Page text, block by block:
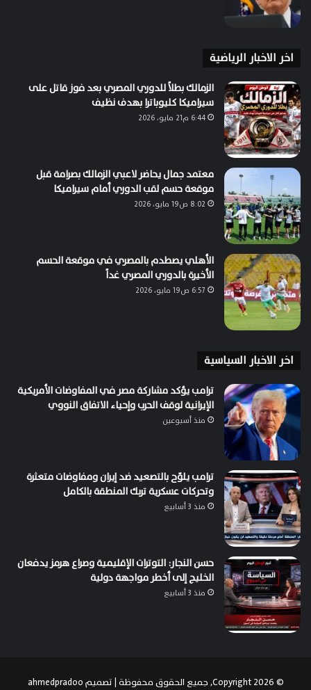
اخر الاخبار الرياضية
الزمالك بطلاً للدوري المصري بعد فوز قاتل على
سيراميكا كليوباترا بهدف نظيف
6:44 م21 مايو، 2026
معتمد جمال يحاضر لاعبي الزمالك بصرامة قبل
موقعة حسم لقب الدوري أمام سيراميكا
8:02 ص19 مايو، 2026
الأهلي يصطدم بالمصري في موقعة الحسم
الأخيرة بالدوري المصري غداً
6:57 ص19 مايو، 2026
اخر الاخبار السياسية
ترامب يؤكد مشاركة مصر في المفاوضات الأمريكية
الإيرانية لوقف الحرب وإحياء الاتفاق النووي
منذ أسبوعين
ترامب يلوّح بالتصعيد ضد إيران ومفاوضات متعثرة
وتحركات عسكرية تربك المنطقة بالكامل
منذ 3 أسابيع
حسن النجار: التوترات الإقليمية وصراع هرمز يدفعان
الخليج إلى أخطر مواجهة دولية
منذ 3 أسابيع
© Copyright 2026, جميع الحقوق محفوظة | تصميم ahmedpradoo